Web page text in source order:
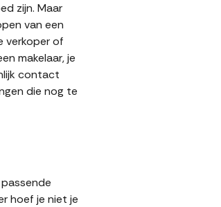
zijn. Maar
van een
verkoper of
makelaar, je
contact
die nog te
hoef je niet je